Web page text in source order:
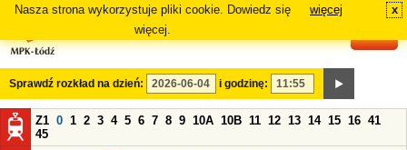
Nasza strona wykorzystuje pliki cookie. Dowiedz się
więcej.
więcej x
Sprawdź rozkład na dzień: i godzinę:
Z1 0 1 2 3 4 5 6 7 8 9 10A 10B 11 12 13 14 15 16 41
45